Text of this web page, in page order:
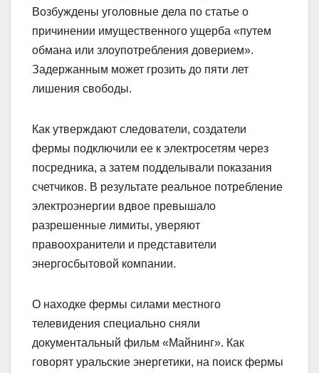
Возбуждены уголовные дела по статье о
причинении имущественного ущерба «путем
обмана или злоупотребления доверием».
Задержанным может грозить до пяти лет
лишения свободы.
Как утверждают следователи, создатели
фермы подключили ее к электросетям через
посредника, а затем подделывали показания
счетчиков. В результате реальное потребление
электроэнергии вдвое превышало
разрешенные лимиты, уверяют
правоохранители и представители
энергосбытовой компании.
О находке фермы силами местного
телевидения специально сняли
документальный фильм «Майнинг». Как
говорят уральские энергетики, на поиск фермы